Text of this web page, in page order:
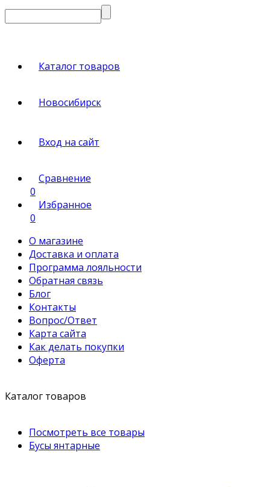
Каталог товаров
Новосибирск
Вход на сайт
Сравнение
0
Избранное
0
О магазине
Доставка и оплата
Программа лояльности
Обратная связь
Блог
Контакты
Вопрос/Ответ
Карта сайта
Как делать покупки
Оферта
Каталог товаров
Посмотреть все товары
Бусы янтарные